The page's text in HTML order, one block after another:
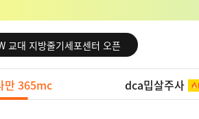
교대 지방줄기세포센터 오픈
대전 지방줄기세포센터 오픈
노원 지방줄기세포센터 오픈
NEW 미국 LA점 오픈
만 365mc dca밉살주사